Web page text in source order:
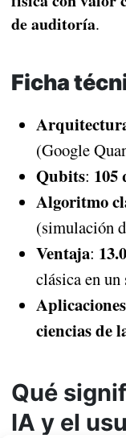
de auditoría.
Ficha
(Google
Qubits: 105
Algoritmo
(simulación
Ventaja:
clásica en un
ciencias de
Qué
IA y el